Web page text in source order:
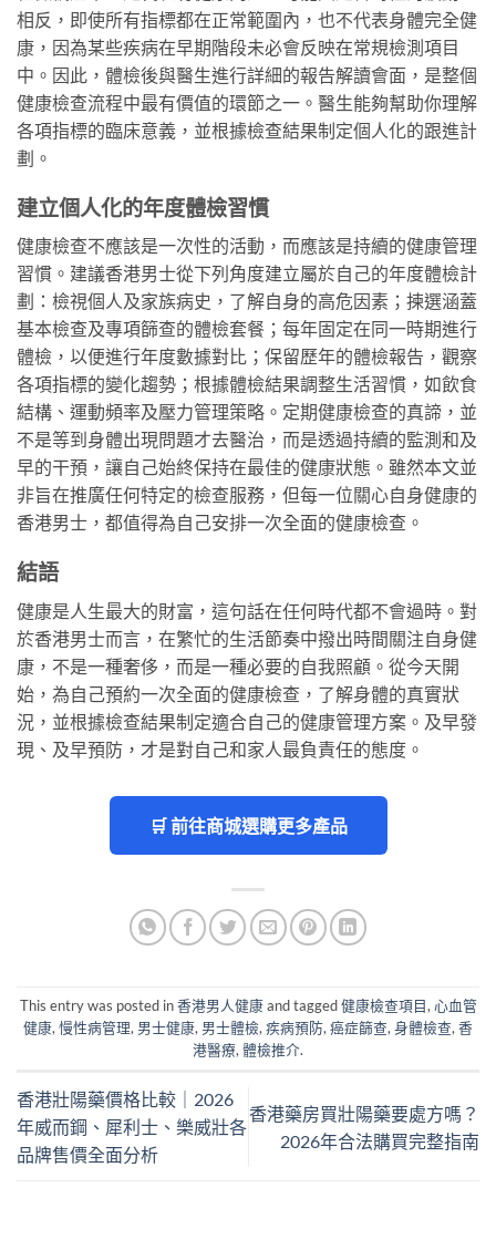
相反，即使所有指標都在正常範圍內，也不代表身體完全健
康，因為某些疾病在早期階段未必會反映在常規檢測項目
中。因此，體檢後與醫生進行詳細的報告解讀會面，是整個
健康檢查流程中最有價值的環節之一。醫生能夠幫助你理解
各項指標的臨床意義，並根據檢查結果制定個人化的跟進計
劃。
建立個人化的年度體檢習慣
健康檢查不應該是一次性的活動，而應該是持續的健康管理
習慣。建議香港男士從下列角度建立屬於自己的年度體檢計
劃：檢視個人及家族病史，了解自身的高危因素；揀選涵蓋
基本檢查及專項篩查的體檢套餐；每年固定在同一時期進行
體檢，以便進行年度數據對比；保留歷年的體檢報告，觀察
各項指標的變化趨勢；根據體檢結果調整生活習慣，如飲食
結構、運動頻率及壓力管理策略。定期健康檢查的真諦，並
不是等到身體出現問題才去醫治，而是透過持續的監測和及
早的干預，讓自己始終保持在最佳的健康狀態。雖然本文並
非旨在推廣任何特定的檢查服務，但每一位關心自身健康的
香港男士，都值得為自己安排一次全面的健康檢查。
結語
健康是人生最大的財富，這句話在任何時代都不會過時。對
於香港男士而言，在繁忙的生活節奏中撥出時間關注自身健
康，不是一種奢侈，而是一種必要的自我照顧。從今天開
始，為自己預約一次全面的健康檢查，了解身體的真實狀
況，並根據檢查結果制定適合自己的健康管理方案。及早發
現、及早預防，才是對自己和家人最負責任的態度。
🛒 前往商城選購更多產品
This entry was posted in香港男人健康and tagged健康檢查項目,心血管
健康,慢性病管理, 男士健康, 男士體檢,疾病預防,癌症篩查,身體檢查,香
港醫療,體檢推介.
香港壯陽藥價格比較｜2026
年威而鋼、犀利士、樂威壯各
品牌售價全面分析
香港藥房買壯陽藥要處方嗎？
2026年合法購買完整指南